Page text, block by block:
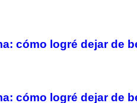
cómo logré dejar de
cómo logré dejar de